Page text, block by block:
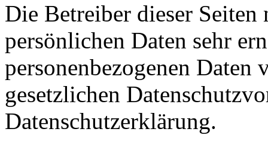
Die Betreiber dieser Seiten
persönlichen Daten sehr
personenbezogenen Daten
gesetzlichen
Datenschutzerklärung.